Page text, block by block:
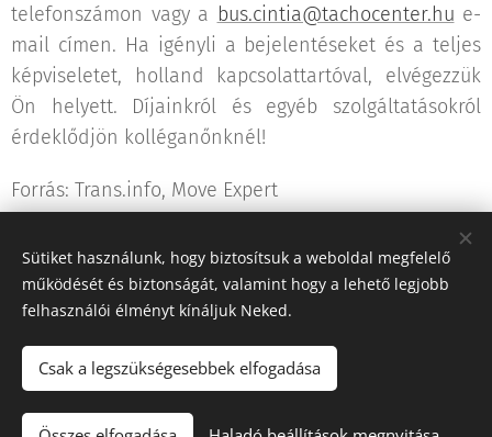
telefonszámon vagy a bus.cintia@tachocenter.hu e-
mail címen. Ha igényli a bejelentéseket és a teljes
képviseletet, holland kapcsolattartóval, elvégezzük
Ön helyett. Díjainkról és egyéb szolgáltatásokról
érdeklődjön kolléganőnknél!
Forrás: Trans.info, Move Expert
"Iránytű a fuvarozásban!"
Sütiket használunk, hogy biztosítsuk a weboldal megfelelő
működését és biztonságát, valamint hogy a lehető legjobb
felhasználói élményt kínáljuk Neked.
Csak a legszükségesebbek elfogadása